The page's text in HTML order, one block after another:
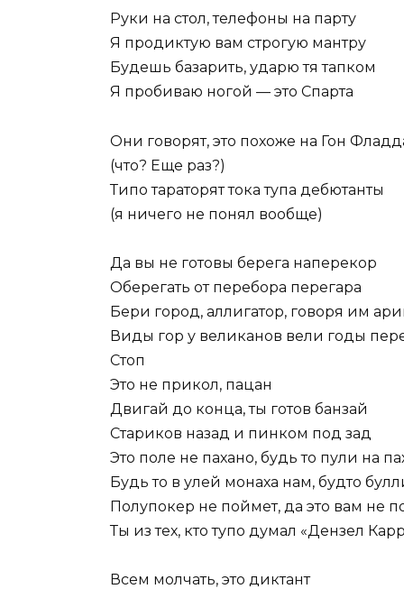
Руки на стол, телефоны на парту
Я продиктую вам строгую мантру
Будешь базарить, ударю тя тапком
Я пробиваю ногой — это Спарта
Они говорят, это похоже на Гон
(что? Еще раз?)
Типо тараторят тока тупа дебютанты
(я ничего не понял вообще)
Да вы не готовы берега наперекор
Оберегать от перебора перегара
Бери город, аллигатор, говоря им
Виды гор у великанов вели годы
Стоп
Это не прикол, пацан
Двигай до конца, ты готов банзай
Стариков назад и пинком под зад
Это поле не пахано, будь то пули на
Будь то в улей монаха нам, будто
Полупокер не поймет, да это вам не
Ты из тех, кто тупо думал «Дензел
Всем молчать, это диктант